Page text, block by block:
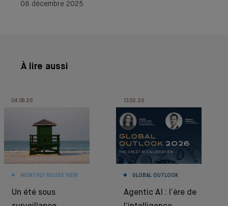
08 décembre 2025
À lire aussi
04.08.26
MONTHLY HOUSE VIEW
Un été sous
13.02.26
GLOBAL OUTLOOK
Agentic AI : l’ère de